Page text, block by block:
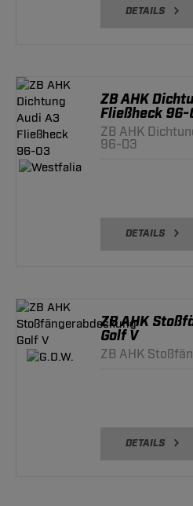
DETAILS
ZB AHK
Fließheck 96-
ZB AHK
96-03
DETAILS
ZB AHK
Golf V
ZB AHK
DETAILS